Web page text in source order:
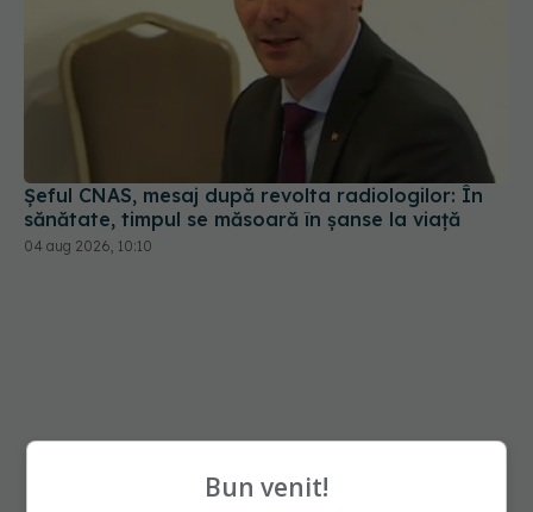
Șeful CNAS, mesaj după revolta radiologilor: În
sănătate, timpul se măsoară în șanse la viață
04 aug 2026, 10:10
Bun venit!